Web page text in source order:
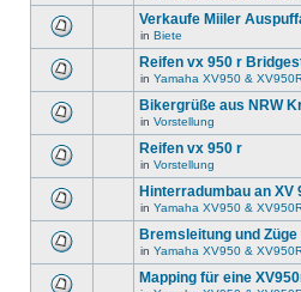
Verkaufe Miiler
in Biete
Reifen vx 950 r
in Yamaha XV950 &
Bikergrüße aus NRW
in Vorstellung
Reifen vx 950 r
in Vorstellung
Hinterradumbau an XV
in Yamaha XV950 &
Bremsleitung und
in Yamaha XV950 &
Mapping für eine